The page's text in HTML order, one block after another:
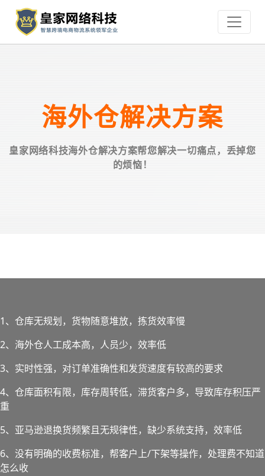
海外仓解决方案
皇家网络科技海外仓解决方案帮您解决一切痛点，丢掉您
的烦恼！
1、仓库无规划，货物随意堆放，拣货效率慢
2、海外仓人工成本高，人员少，效率低
3、实时性强，对订单准确性和发货速度有较高的要求
4、仓库面积有限，库存周转低，滞货客户多，导致库存积压严
重
5、亚马逊退换货频繁且无规律性，缺少系统支持，效率低
6、没有明确的收费标准，帮客户上/下架等操作，处理费不知道
怎么收